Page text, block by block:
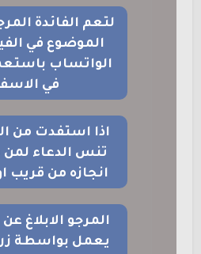
لتعم الفائدة
الموضوع في
الواتساب
في
اذا استفدت من
تنس الدعاء
انجازه من قريب
المرجو الابلاغ
يعمل بواسطة